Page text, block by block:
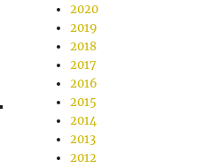
2020
2019
2018
2017
2016
2015
2014
2013
2012